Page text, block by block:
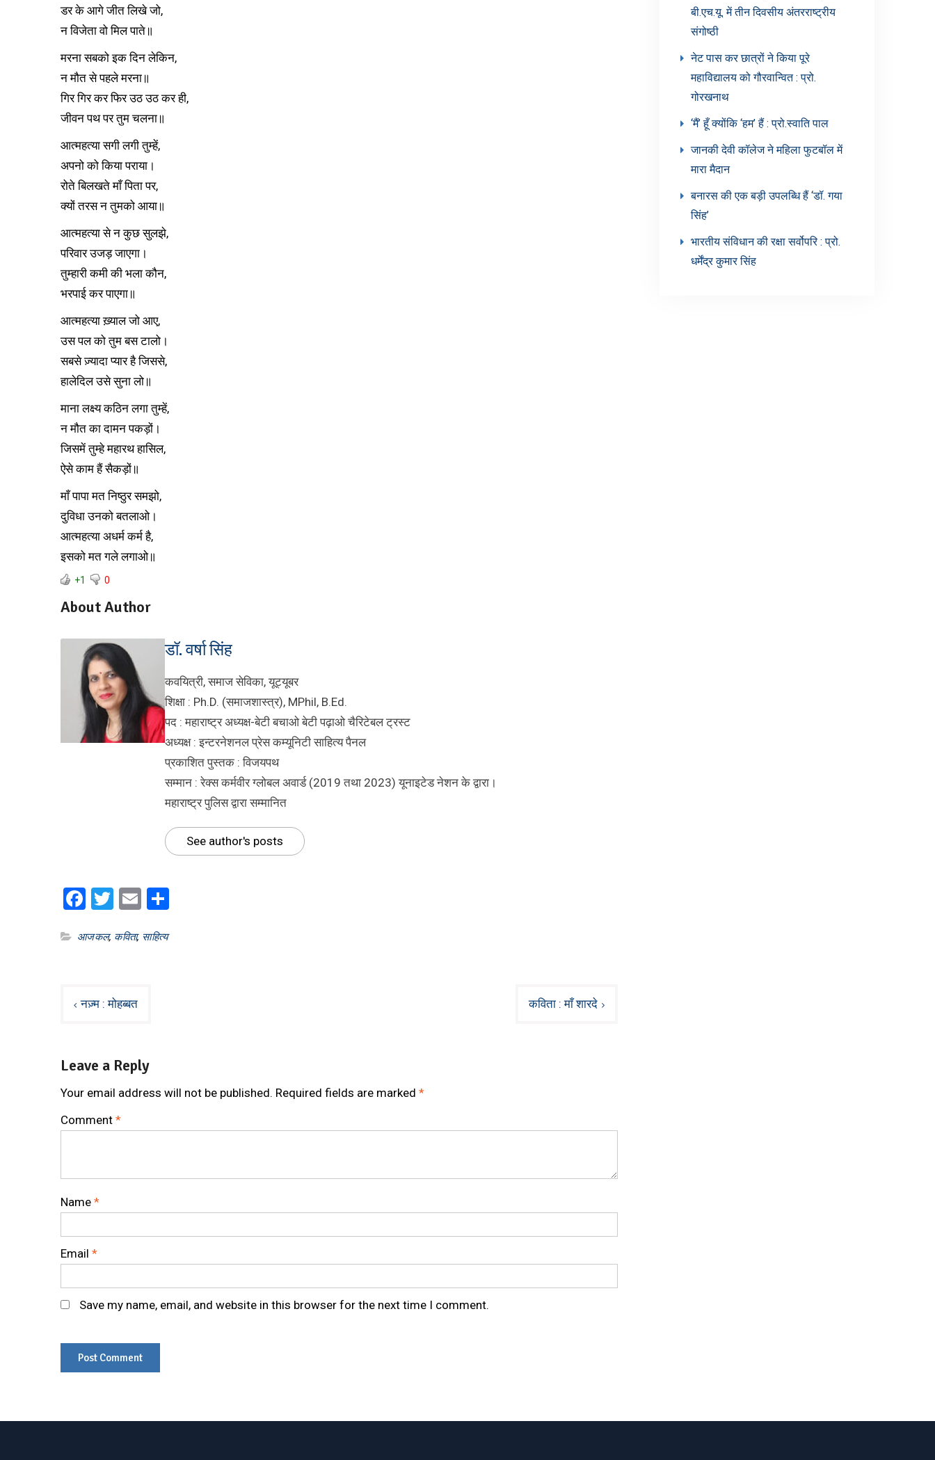
डर के आगे जीत लिखे जो,
न विजेता वो मिल पाते॥
मरना सबको इक दिन लेकिन,
न मौत से पहले मरना॥
गिर गिर कर फिर उठ उठ कर ही,
जीवन पथ पर तुम चलना॥
आत्महत्या सगी लगी तुम्हें,
अपनो को किया पराया।
रोते बिलखते माँ पिता पर,
क्यों तरस न तुमको आया॥
आत्महत्या से न कुछ सुलझे,
परिवार उजड़ जाएगा।
तुम्हारी कमी की भला कौन,
भरपाई कर पाएगा॥
आत्महत्या ख़्याल जो आए,
उस पल को तुम बस टालो।
सबसे ज़्यादा प्यार है जिससे,
हालेदिल उसे सुना लो॥
माना लक्ष्य कठिन लगा तुम्हें,
न मौत का दामन पकड़ों।
जिसमें तुम्हे महारथ हासिल,
ऐसे काम हैं सैकड़ों॥
माँ पापा मत निष्ठुर समझो,
दुविधा उनको बतलाओ।
आत्महत्या अधर्म कर्म है,
इसको मत गले लगाओ॥
+1 0
About Author
डॉ. वर्षा सिंह
कवयित्री, समाज सेविका, यूट्यूबर
शिक्षा : Ph.D. (समाजशास्त्र), MPhil, B.Ed.
पद : महाराष्ट्र अध्यक्ष-बेटी बचाओ बेटी पढ़ाओ चैरिटेबल ट्रस्ट
अध्यक्ष : इन्टरनेशनल प्रेस कम्यूनिटी साहित्य पैनल
प्रकाशित पुस्तक : विजयपथ
सम्मान : रेक्स कर्मवीर ग्लोबल अवार्ड (2019 तथा 2023) यूनाइटेड नेशन के द्वारा।
महाराष्ट्र पुलिस द्वारा सम्मानित
See author's posts
Facebook
Twitter
Email
आजकल, कविता, साहित्य
Postनज़्म : मोहब्बत कविता : माँ शारदे
Leave a Reply
Your email address will not be published. Required fields are marked *
Comment *
Name *
Email *
Save my name, email, and website in this browser for the next time I comment.
बी.एच.यू. में तीन दिवसीय अंतरराष्ट्रीय
संगोष्ठी
नेट पास कर छात्रों ने किया पूरे
महाविद्यालय को गौरवान्वित : प्रो.
गोरखनाथ
‘मैं’ हूँ क्योंकि ‘हम’ हैं : प्रो.स्वाति पाल
जानकी देवी कॉलेज ने महिला फुटबॉल में
मारा मैदान
बनारस की एक बड़ी उपलब्धि हैं ‘डॉ. गया
सिंह’
भारतीय संविधान की रक्षा सर्वोपरि : प्रो.
धर्मेंद्र कुमार सिंह